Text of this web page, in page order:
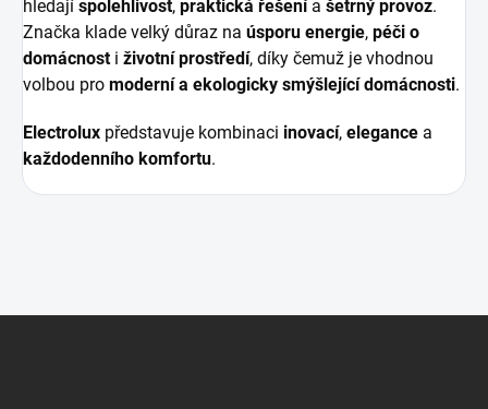
hledají spolehlivost, praktická řešenía šetrný provoz.
Značka klade velký důraz na úsporu energie, péči o
domácnosti životní prostředí, díky čemuž je vhodnou
volbou pro moderní a ekologicky smýšlející domácnosti.
Electrolux představuje kombinaci inovací, elegance a
každodenního komfortu.